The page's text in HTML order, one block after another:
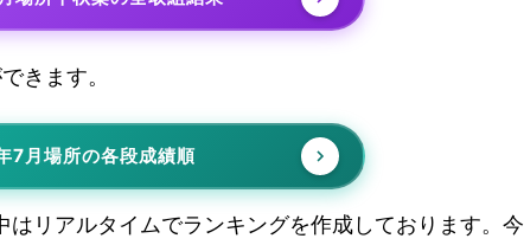
きます。
7月場所の各段成績順
リアルタイムでランキングを作成しております。今